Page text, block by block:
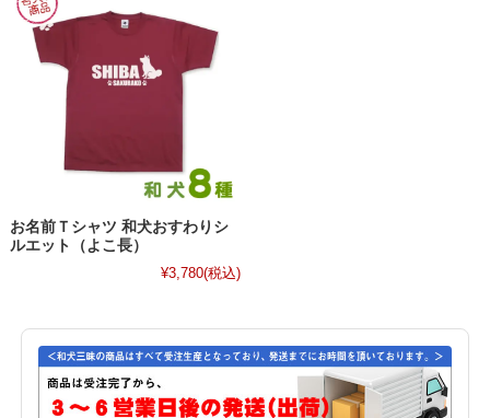
お名前Ｔシャツ 和犬おすわりシ
ルエット（よこ長）
¥3,780(税込)